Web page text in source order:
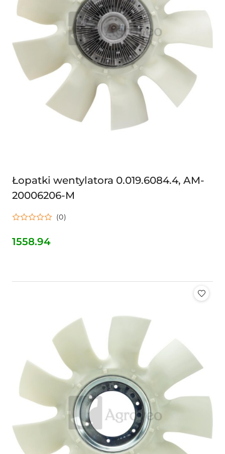
Łopatki wentylatora 0.019.6084.4, AM-
20006206-M
(0)
Cena:
1558.94